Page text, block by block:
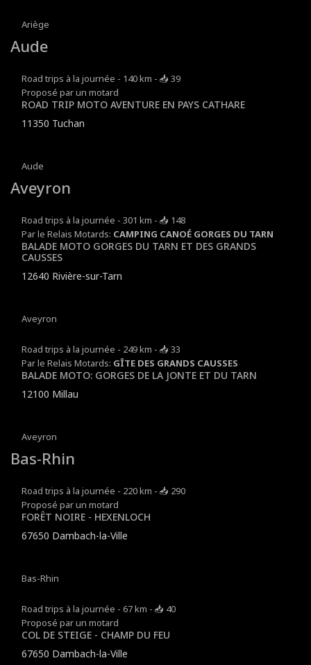
Ariège
Aude
Road trips à la journée - 140 km - 📥 39
Proposé par un motard
ROAD TRIP MOTO AVENTURE EN PAYS CATHARE
11350 Tuchan
Aude
Aveyron
Road trips à la journée - 301 km - 📥 148
Par le Relais Motards: CAMPING CANOÉ GORGES DU TARN
BALADE MOTO GORGES DU TARN ET DES GRANDS
CAUSSES
12640 Rivière-sur-Tarn
Aveyron
Road trips à la journée - 249 km - 📥 33
Par le Relais Motards: GÎTE DES GRANDS CAUSSES
BALADE MOTO: GORGES DE LA JONTE ET DU TARN
12100 Millau
Aveyron
Bas-Rhin
Road trips à la journée - 220 km - 📥 290
Proposé par un motard
FORÊT NOIRE - HEXENLOCH
67650 Dambach-la-Ville
Bas-Rhin
Road trips à la journée - 67 km - 📥 40
Proposé par un motard
COL DE STEIGE - CHAMP DU FEU
67650 Dambach-la-Ville